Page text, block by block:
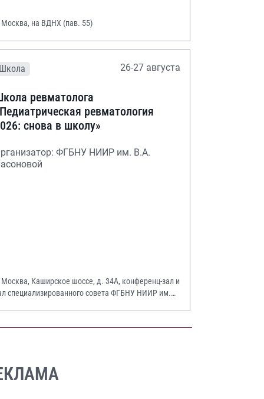
Москва, на ВДНХ (пав. 55)
Школа 26-27 августа
ревматолога
ревматология
снова в школу»
ФГБНУ НИИР им. В.А.
Москва, Каширское шоссе, д. 34А, конференц-зал и
специализированного совета ФГБНУ НИИР им.